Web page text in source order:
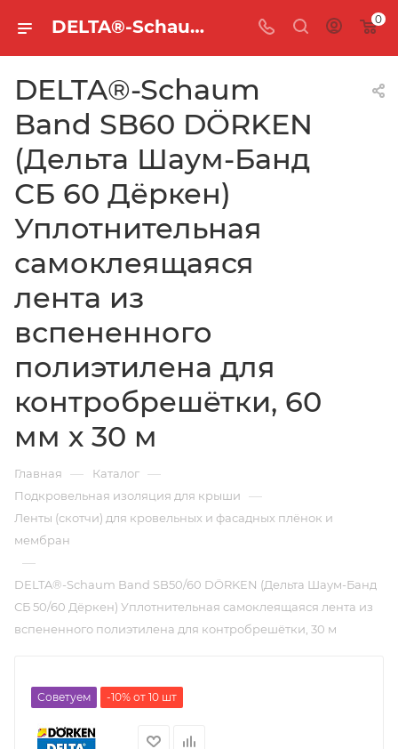
DELTA®-Schaum Band SB60 DÖRKEN (Дельта Шаум-Банд СБ 60 Дёркен) Уплотнительная самоклеящаяся лента из вспененного полиэтилена для контробрешётки, 60 мм х 30 м 0
DELTA®-Schaum
Band SB60 DÖRKEN
(Дельта Шаум-Банд
СБ 60 Дёркен)
Уплотнительная
самоклеящаяся
лента из
вспененного
полиэтилена для
контробрешётки, 60
мм х 30 м
Главная — Каталог —
Подкровельная изоляция для крыши —
Ленты (скотчи) для кровельных и фасадных плёнок и
мембран
—
DELTA®-Schaum Band SB50/60 DÖRKEN (Дельта Шаум-Банд
СБ 50/60 Дёркен) Уплотнительная самоклеящаяся лента из
вспененного полиэтилена для контробрешётки, 30 м
Советуем -10% от 10 шт